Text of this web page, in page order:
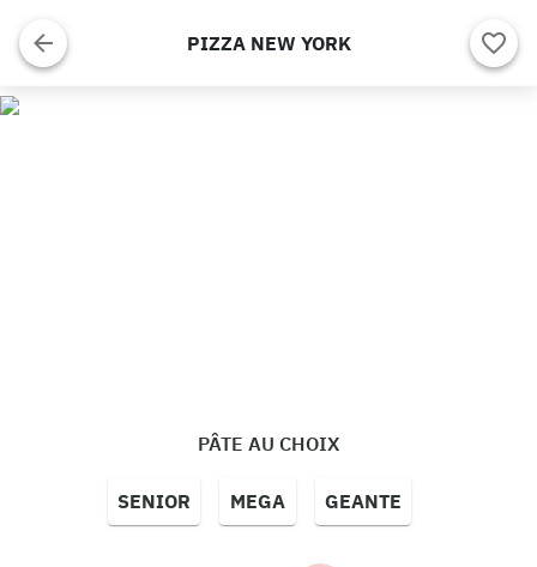
PIZZA NEW YORK
PÂTE AU CHOIX
SENIOR MEGA GEANTE